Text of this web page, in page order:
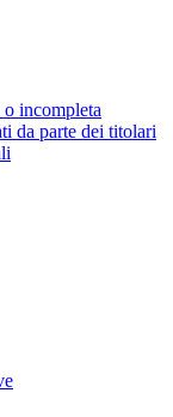
o incompleta
da parte dei titolari